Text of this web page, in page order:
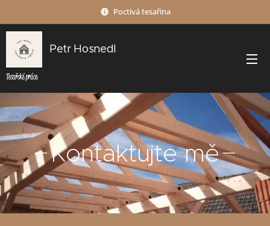
Poctivá tesařina
Petr Hosnedl
Tesařské práce
Kontaktujte mě